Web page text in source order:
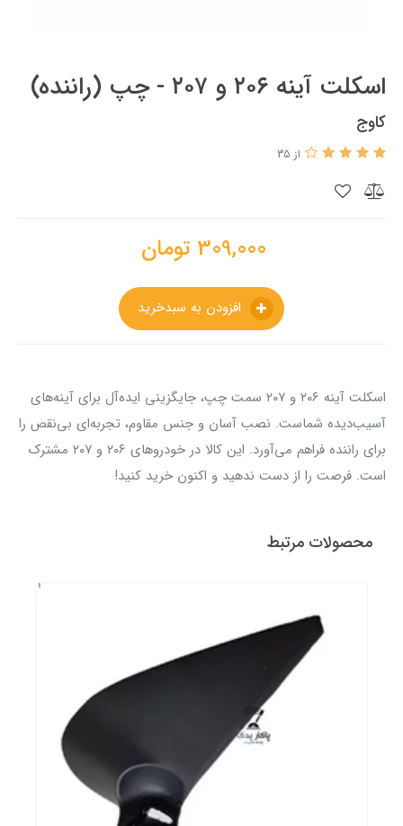
اسکلت آینه ۲۰۶ و ۲۰۷ - چپ (راننده)
کاوج
از 35
309,000 تومان
اسکلت آینه ۲۰۶ و ۲۰۷ سمت چپ، جایگزینی ایده‌آل برای آینه‌های
آسیب‌دیده شماست. نصب آسان و جنس مقاوم، تجربه‌ای بی‌نقص را
برای راننده فراهم می‌آورد. این کالا در خودروهای ۲۰۶ و ۲۰۷ مشترک
است. فرصت را از دست ندهید و اکنون خرید کنید!
محصولات مرتبط